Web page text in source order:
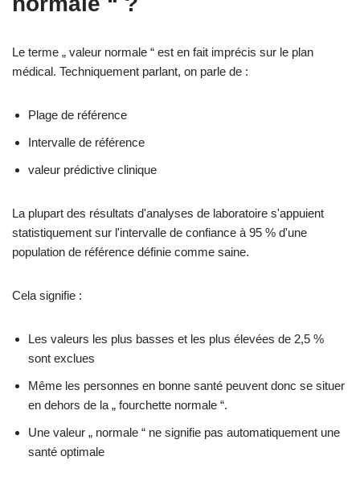
Le terme „ valeur normale “ est en fait imprécis sur le plan
médical. Techniquement parlant, on parle de :
Plage de référence
Intervalle de référence
valeur prédictive clinique
La plupart des résultats d'analyses de laboratoire s'appuient
statistiquement sur l'intervalle de confiance à 95 % d'une
population de référence définie comme saine.
Cela signifie :
Les valeurs les plus basses et les plus élevées de 2,5 %
sont exclues
Même les personnes en bonne santé peuvent donc se situer
en dehors de la „ fourchette normale “.
Une valeur „ normale “ ne signifie pas automatiquement une
santé optimale